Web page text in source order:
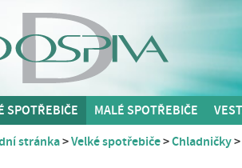
SPOTŘEBIČE MALÉ SPOTŘEBIČE
stránka Velké spotřebiče Chladničky